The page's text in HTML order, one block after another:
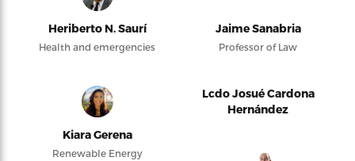
Heriberto N. Saurí
Health and emergencies
Jaime Sanabria
Professor of Law
Kiara Gerena
Renewable Energy
Lcdo Josué Cardona
Hernández